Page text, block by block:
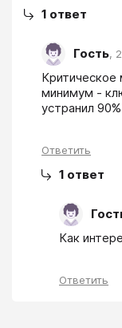
1 ответ
Гость,
Критическое
минимум -
устранил 90%
Ответить
1 ответ
Как
Ответить